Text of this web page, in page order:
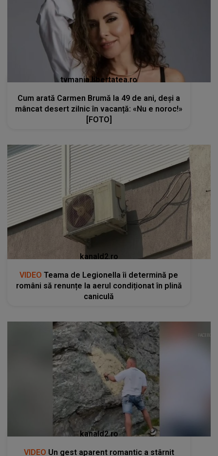
tvmania.libertatea.ro
Cum arată Carmen Brumă la 49 de ani, deși a
mâncat desert zilnic în vacanță: «Nu e noroc!»
[FOTO]
kanald2.ro
VIDEO Teama de Legionella îi determină pe
români să renunțe la aerul condiționat în plină
caniculă
kanald2.ro
VIDEO Un gest aparent romantic a stârnit